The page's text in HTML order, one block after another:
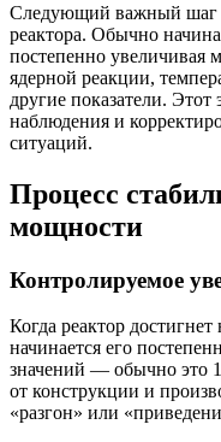
Следующий важный шаг
реактора. Обычно
постепенно увеличивая
ядерной реакции,
другие показатели. Этот
наблюдения и
ситуаций.
Процесс
мощности
Контролируемое
Когда реактор
начинается его
значений — обычно это
от конструкции и
«разгон» или